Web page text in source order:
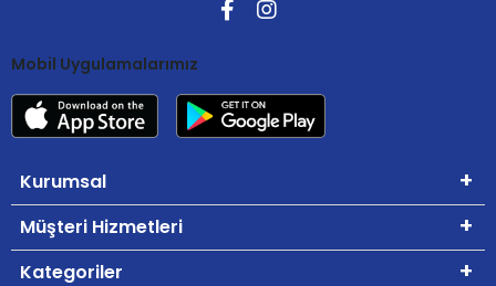
Mobil Uygulamalarımız
Kurumsal
Müşteri Hizmetleri
Kategoriler